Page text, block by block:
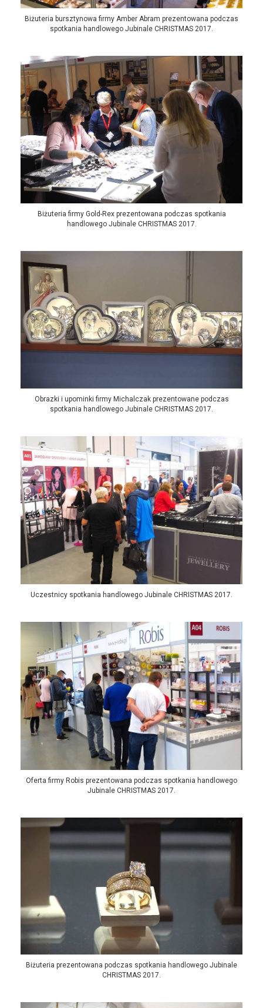
Biżuteria bursztynowa firmy Amber Abram prezentowana podczas
spotkania handlowego Jubinale CHRISTMAS 2017.
Biżuteria firmy Gold-Rex prezentowana podczas spotkania
handlowego Jubinale CHRISTMAS 2017.
Obrazki i upominki firmy Michalczak prezentowane podczas
spotkania handlowego Jubinale CHRISTMAS 2017.
Uczestnicy spotkania handlowego Jubinale CHRISTMAS 2017.
Oferta firmy Robis prezentowana podczas spotkania handlowego
Jubinale CHRISTMAS 2017.
Biżuteria prezentowana podczas spotkania handlowego Jubinale
CHRISTMAS 2017.